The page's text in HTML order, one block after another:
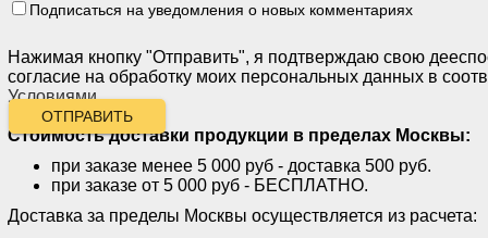
Подписаться на уведомления о новых комментариях
Нажимая кнопку "Отправить", я подтверждаю свою
согласие на обработку моих персональных данных в
Условиями.
ОТПРАВИТЬ
Стоимость доставки продукции в пределах Москвы:
при заказе менее 5 000 руб - доставка 500 руб.
при заказе от 5 000 руб - БЕСПЛАТНО.
Доставка за пределы Москвы осуществляется из расчета: